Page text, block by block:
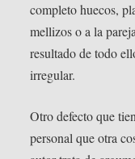
completo huecos,
mellizos o a la
resultado de todo
irregular.
Otro defecto que
personal que otra